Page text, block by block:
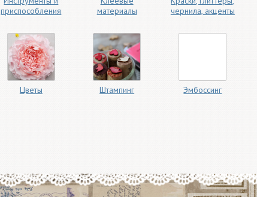
приспособления
материалы
чернила, акценты
Цветы Штампинг Эмбоссинг